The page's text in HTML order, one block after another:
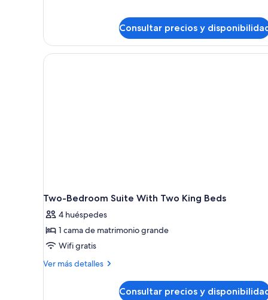
Consultar precios y
Two-Bedroom Suite With Two King Beds
4 huéspedes
1 cama de matrimonio grande
Wifi gratis
Ver más detalles
Más
Consultar precios y